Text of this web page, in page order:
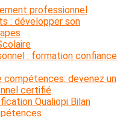
professionnel
: développer son
: formation confiance
compétences: devenez un
certifié
Qualiopi Bilan